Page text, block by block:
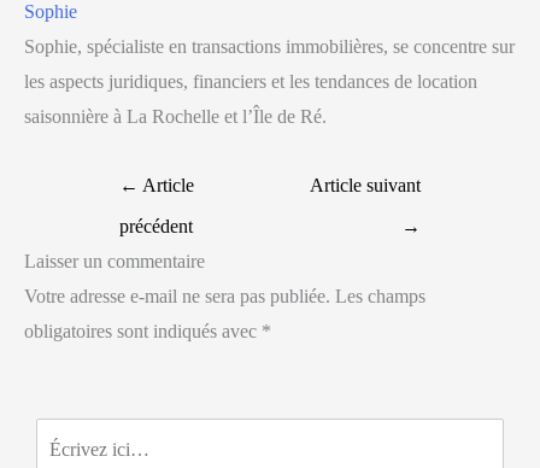
Sophie
Sophie, spécialiste en transactions immobilières, se concentre sur
les aspects juridiques, financiers et les tendances de location
saisonnière à La Rochelle et l’Île de Ré.
← Article
précédent
Article suivant
→
Laisser un commentaire
Votre adresse e-mail ne sera pas publiée. Les champs
obligatoires sont indiqués avec *
Écrivez